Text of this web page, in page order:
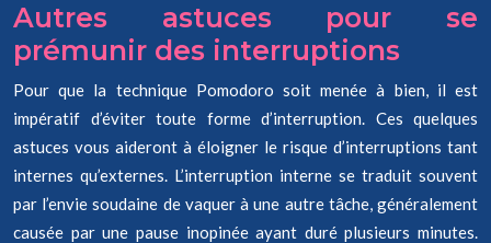
Autres astuces pour se
prémunir des interruptions
Pour que la technique Pomodoro soit menée à bien, il est
impératif d’éviter toute forme d’interruption. Ces quelques
astuces vous aideront à éloigner le risque d’interruptions tant
internes qu’externes. L’interruption interne se traduit souvent
par l’envie soudaine de vaquer à une autre tâche, généralement
causée par une pause inopinée ayant duré plusieurs minutes.